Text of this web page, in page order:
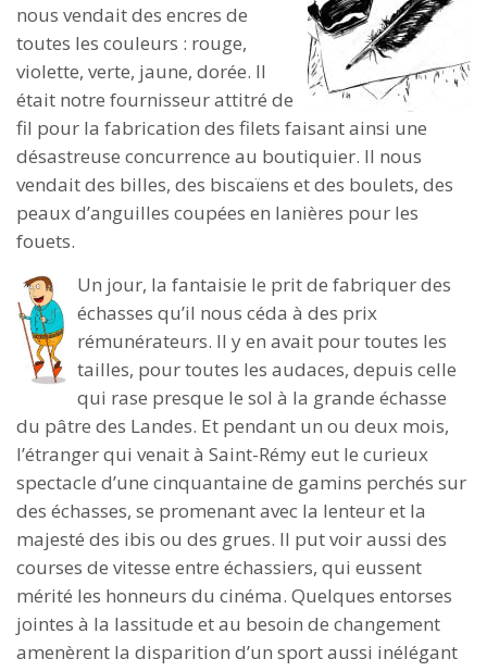
nous vendait des encres de
toutes les couleurs : rouge,
violette, verte, jaune, dorée. Il
était notre fournisseur attitré de
fil pour la fabrication des filets faisant ainsi une
désastreuse concurrence au boutiquier. Il nous
vendait des billes, des biscaïens et des boulets, des
peaux d’anguilles coupées en lanières pour les
fouets.
Un jour, la fantaisie le prit de fabriquer des
échasses qu’il nous céda à des prix
rémunérateurs. Il y en avait pour toutes les
tailles, pour toutes les audaces, depuis celle
qui rase presque le sol à la grande échasse
du pâtre des Landes. Et pendant un ou deux mois,
l’étranger qui venait à Saint-Rémy eut le curieux
spectacle d’une cinquantaine de gamins perchés sur
des échasses, se promenant avec la lenteur et la
majesté des ibis ou des grues. Il put voir aussi des
courses de vitesse entre échassiers, qui eussent
mérité les honneurs du cinéma. Quelques entorses
jointes à la lassitude et au besoin de changement
amenèrent la disparition d’un sport aussi inélégant